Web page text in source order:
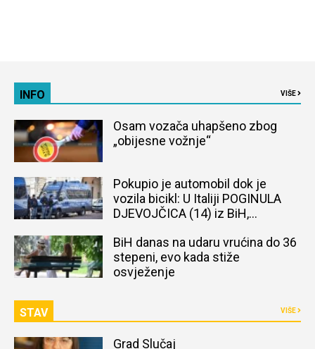
INFO VIŠE
Osam vozača uhapšeno zbog
„obijesne vožnje“
Pokupio je automobil dok je
vozila bicikl: U Italiji POGINULA
DJEVOJČICA (14) iz BiH,
BiH danas na udaru vrućina do 36
stepeni, evo kada stiže
osvježenje
STAV VIŠE
Grad Slučaj